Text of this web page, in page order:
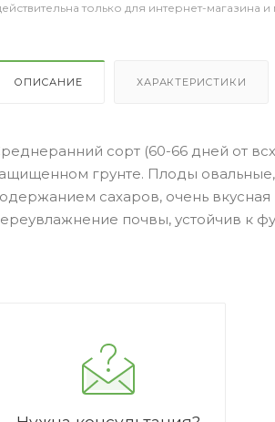
только для интернет-магазина
ОПИСАНИЕ ХАРАКТЕРИСТИКИ
сорт (60-66 дней от
грунте. Плоды овальные,
сахаров, очень
почвы, устойчив к